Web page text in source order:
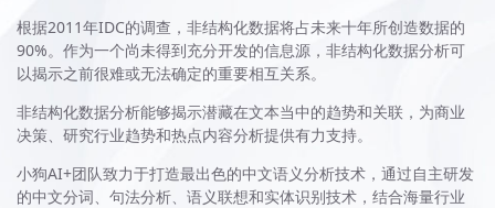
根据2011年IDC的调查，非结构化数据将占未来十年所创造数据的
90%。作为一个尚未得到充分开发的信息源，非结构化数据分析可
以揭示之前很难或无法确定的重要相互关系。
非结构化数据分析能够揭示潜藏在文本当中的趋势和关联，为商业
决策、研究行业趋势和热点内容分析提供有力支持。
小狗AI+团队致力于打造最出色的中文语义分析技术，通过自主研发
的中文分词、句法分析、语义联想和实体识别技术，结合海量行业